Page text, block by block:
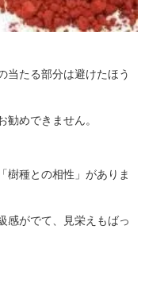
当たる部分は避けたほう
めできません。
樹種との相性」がありま
感がでて、見栄えもばっ